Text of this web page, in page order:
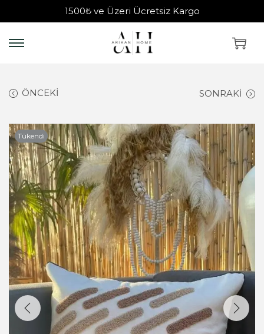
1500₺ ve Üzeri Ücretsiz Kargo
ÖNCEKI SONRAKI
Tükendi